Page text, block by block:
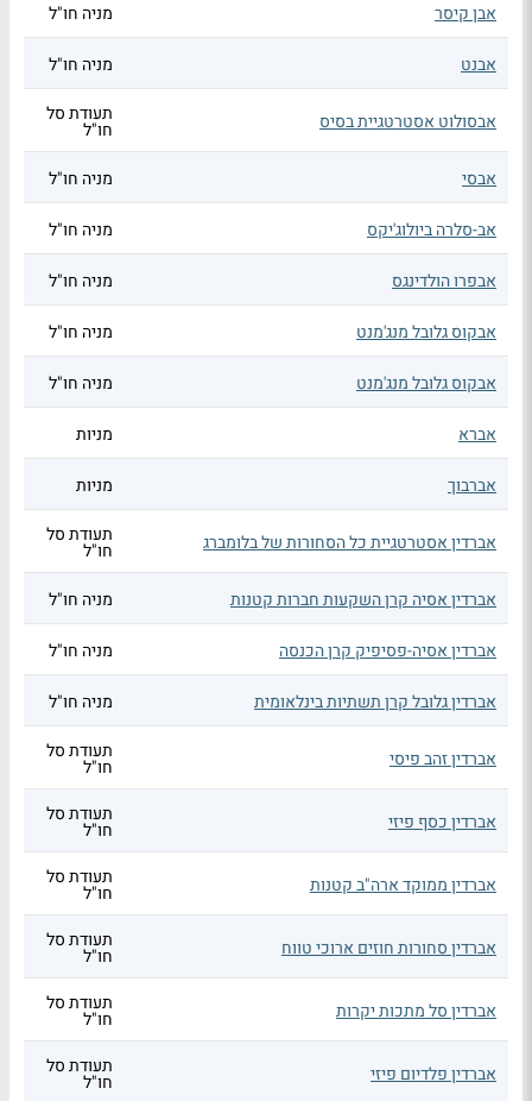
אבן קיסר מניה חו"ל
אבנט מניה חו"ל
אבסולוט אסטרטגיית בסיס תעודת סל
חו"ל
אבסי
מניה חו"ל
אב-סלרה ביולוג'יקס מניה חו"ל
אבפרו הולדינגס מניה חו"ל
אבקוס גלובל מנג'מנט מניה חו"ל
אבקוס גלובל מנג'מנט מניה חו"ל
אברא מניות
אברבוך מניות
אברדין אסטרטגיית כל הסחורות של בלומברג תעודת סל
חו"ל
אברדין אסיה קרן השקעות חברות קטנות
מניה חו"ל
אברדין אסיה-פסיפיק קרן הכנסה מניה חו"ל
אברדין גלובל קרן תשתיות בינלאומית מניה חו"ל
אברדין זהב פיסי תעודת סל
חו"ל
אברדין כסף פיזי תעודת סל
חו"ל
אברדין ממוקד ארה"ב קטנות תעודת סל
חו"ל
אברדין סחורות חוזים ארוכי טווח תעודת סל
חו"ל
אברדין סל מתכות יקרות תעודת סל
חו"ל
אברדין פלדיום פיזי תעודת סל
חו"ל